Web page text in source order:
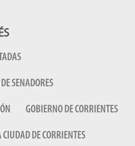
SENADORES
GOBIERNO DE CORRIENTES
DE CORRIENTES